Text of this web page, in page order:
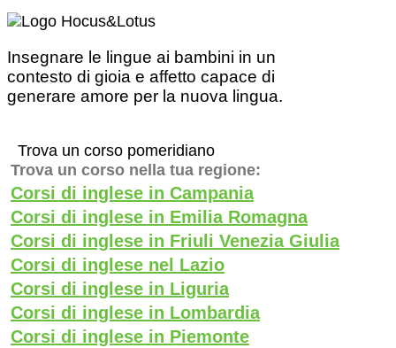
Insegnare le lingue ai bambini in un
contesto di gioia e affetto capace di
generare amore per la nuova lingua.
Trova un corso pomeridiano
Trova un corso nella tua regione:
Corsi di inglese in Campania
Corsi di inglese in Emilia Romagna
Corsi di inglese in Friuli Venezia Giulia
Corsi di inglese nel Lazio
Corsi di inglese in Liguria
Corsi di inglese in Lombardia
Corsi di inglese in Piemonte